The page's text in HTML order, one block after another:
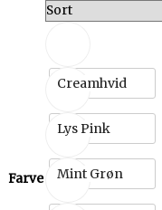
Farve
Creamhvid
Lys Pink
Mint Grøn